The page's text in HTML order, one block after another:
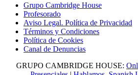
Grupo Cambridge House
Profesorado
Aviso Legal. Política de Privacidad
Términos y Condiciones
Política de Cookies
Canal de Denuncias
GRUPO CAMBRIDGE HOUSE: